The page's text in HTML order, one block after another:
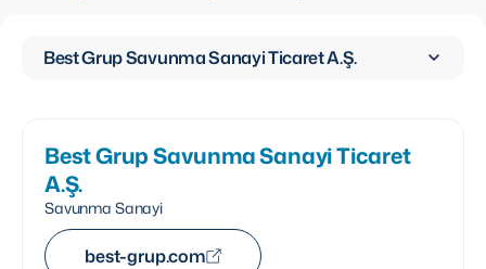
Best Grup Savunma Sanayi Ticaret A.Ş.
Best Grup Savunma Sanayi Ticaret
A.Ş.
Savunma Sanayi
best-grup.com